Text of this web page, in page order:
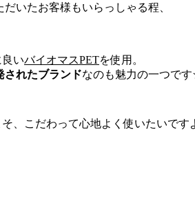
いたお客様もいらっしゃる程、
いバイオマスPETを使用。
されたブランドなのも魅力の一つで
、こだわって心地よく使いたいです